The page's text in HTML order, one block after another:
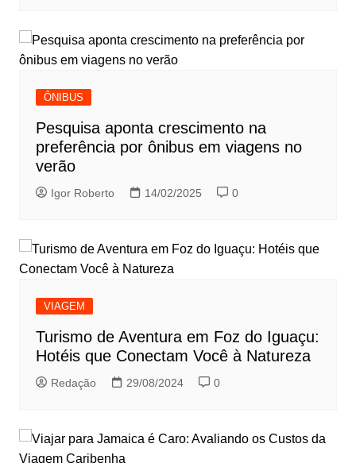
ÔNIBUS
Pesquisa aponta crescimento na
preferência por ônibus em viagens no
verão
Igor Roberto 14/02/2025 0
VIAGEM
Turismo de Aventura em Foz do Iguaçu:
Hotéis que Conectam Você à Natureza
Redação 29/08/2024 0